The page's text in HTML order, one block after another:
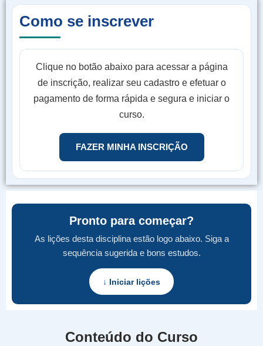
Como se inscrever
Clique no botão abaixo para acessar a página
de inscrição, realizar seu cadastro e efetuar o
pagamento de forma rápida e segura e iniciar o
curso.
FAZER MINHA INSCRIÇÃO
Pronto para começar?
As lições desta disciplina estão logo abaixo. Siga a
sequência sugerida e bons estudos.
↓ Iniciar lições
Conteúdo do Curso